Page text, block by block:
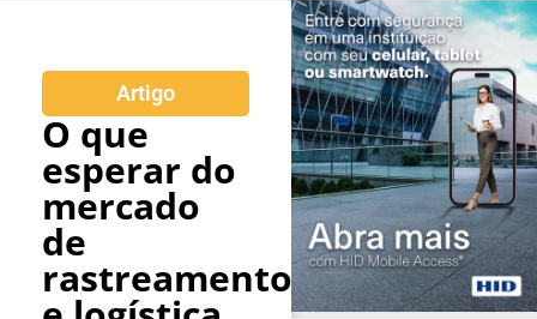
Artigo
O que
esperar do
mercado
de
rastreamento